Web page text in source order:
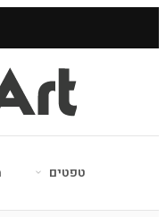
טפטים